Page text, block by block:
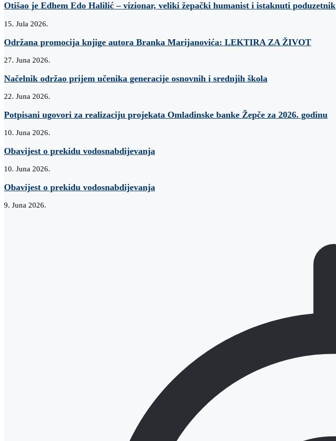
Otišao je Edhem Edo Halilić – vizionar, veliki žepački humanist i istaknuti poduzetnik
15. Jula 2026.
Održana promocija knjige autora Branka Marijanovića: LEKTIRA ZA ŽIVOT
27. Juna 2026.
Načelnik održao prijem učenika generacije osnovnih i srednjih škola
22. Juna 2026.
Potpisani ugovori za realizaciju projekata Omladinske banke Žepče za 2026. godinu
10. Juna 2026.
Obavijest o prekidu vodosnabdijevanja
10. Juna 2026.
Obavijest o prekidu vodosnabdijevanja
9. Juna 2026.